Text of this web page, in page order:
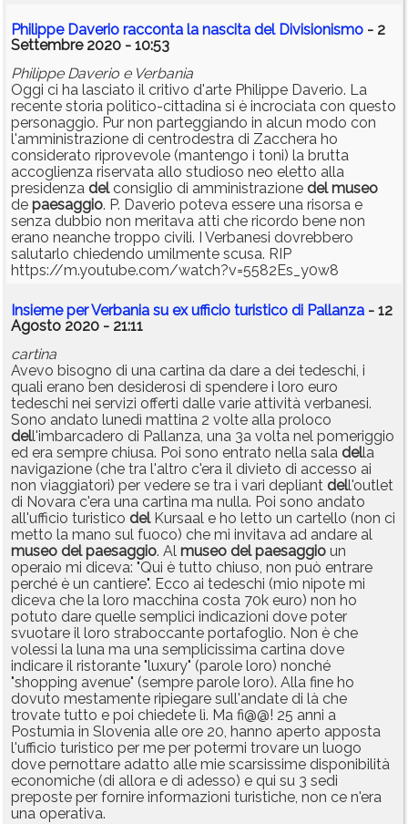
Philippe Daverio racconta la nascita del Divisionismo - 2
Settembre 2020 - 10:53
Philippe Daverio e Verbania
Oggi ci ha lasciato il critivo d'arte Philippe Daverio. La
recente storia politico-cittadina si è incrociata con questo
personaggio. Pur non parteggiando in alcun modo con
l'amministrazione di centrodestra di Zacchera ho
considerato riprovevole (mantengo i toni) la brutta
accoglienza riservata allo studioso neo eletto alla
presidenza delconsiglio di amministrazione del museo
de paesaggio. P. Daverio poteva essere una risorsa e
senza dubbio non meritava atti che ricordo bene non
erano neanche troppo civili. I Verbanesi dovrebbero
salutarlo chiedendo umilmente scusa. RIP
https://m.youtube.com/watch?v=5582Es_y0w8
Insieme per Verbania su ex ufficio turistico di Pallanza - 12
Agosto 2020 - 21:11
cartina
Avevo bisogno di una cartina da dare a dei tedeschi, i
quali erano ben desiderosi di spendere i loro euro
tedeschi nei servizi offerti dalle varie attività verbanesi.
Sono andato lunedì mattina 2 volte alla proloco
dell'imbarcadero di Pallanza, una 3a volta nel pomeriggio
ed era sempre chiusa. Poi sono entrato nella sala della
navigazione (che tra l'altro c'era il divieto di accesso ai
non viaggiatori) per vedere se tra i vari depliant dell'outlet
di Novara c'era una cartina ma nulla. Poi sono andato
all'ufficio turistico delKursaal e ho letto un cartello (non ci
metto la mano sul fuoco) che mi invitava ad andare al
museo del paesaggio. Al museo del paesaggio un
operaio mi diceva: "Qui è tutto chiuso, non può entrare
perché è un cantiere". Ecco ai tedeschi (mio nipote mi
diceva che la loro macchina costa 70k euro) non ho
potuto dare quelle semplici indicazioni dove poter
svuotare il loro straboccante portafoglio. Non è che
volessi la luna ma una semplicissima cartina dove
indicare il ristorante "luxury" (parole loro) nonché
"shopping avenue" (sempre parole loro). Alla fine ho
dovuto mestamente ripiegare sull'andate di là che
trovate tutto e poi chiedete lì. Ma fi@@! 25 anni a
Postumia in Slovenia alle ore 20, hanno aperto apposta
l'ufficio turistico per me per potermi trovare un luogo
dove pernottare adatto alle mie scarsissime disponibilità
economiche (di allora e di adesso) e qui su 3 sedi
preposte per fornire informazioni turistiche, non ce n'era
una operativa.